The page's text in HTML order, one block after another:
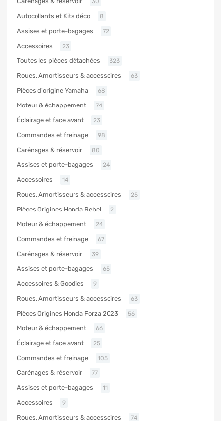
Autocollants et Kits déco 8
Assises et porte-bagages 72
Accessoires 23
Toutes les pièces détachées 323
Roues, Amortisseurs & accessoires 63
Pièces d'origine Yamaha 68
Moteur & échappement 74
Éclairage et face avant 23
Commandes et freinage 98
Carénages & réservoir 80
Assises et porte-bagages 24
Accessoires 14
Roues, Amortisseurs & accessoires 25
Pièces Origines Honda Rebel 2
Moteur & échappement 24
Commandes et freinage 67
Carénages & réservoir 39
Assises et porte-bagages 65
Accessoires & Goodies 9
Roues, Amortisseurs & accessoires 63
Pièces Origines Honda Forza 2023 56
Moteur & échappement 66
Éclairage et face avant 25
Commandes et freinage 105
Carénages & réservoir 77
Assises et porte-bagages 11
Accessoires 9
Roues, Amortisseurs & accessoires 74